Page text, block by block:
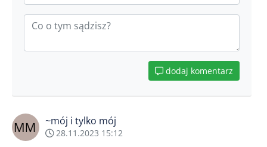
dodaj komentarz
~mój i tylko mój
28.11.2023 15:12